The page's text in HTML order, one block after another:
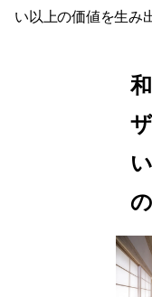
い以上の価値を生み